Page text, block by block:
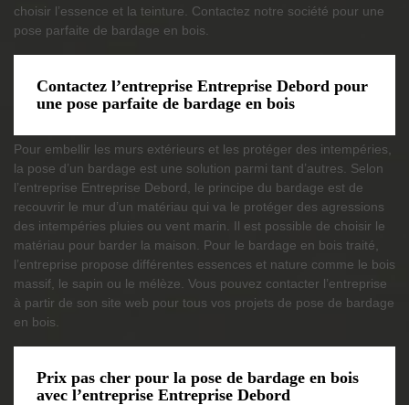
choisir l’essence et la teinture. Contactez notre société pour une
pose parfaite de bardage en bois.
Contactez l’entreprise Entreprise Debord pour
une pose parfaite de bardage en bois
Pour embellir les murs extérieurs et les protéger des intempéries,
la pose d’un bardage est une solution parmi tant d’autres. Selon
l’entreprise Entreprise Debord, le principe du bardage est de
recouvrir le mur d’un matériau qui va le protéger des agressions
des intempéries pluies ou vent marin. Il est possible de choisir le
matériau pour barder la maison. Pour le bardage en bois traité,
l’entreprise propose différentes essences et nature comme le bois
massif, le sapin ou le mélèze. Vous pouvez contacter l’entreprise
à partir de son site web pour tous vos projets de pose de bardage
en bois.
Prix pas cher pour la pose de bardage en bois
avec l’entreprise Entreprise Debord